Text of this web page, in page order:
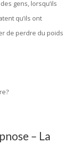
gens, lorsqu’ils
qu’ils ont
de perdre du poids
– La